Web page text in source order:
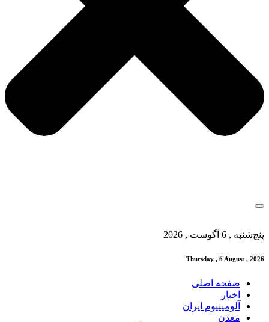
پنج‌شنبه , 6 آگوست , 2026
Thursday , 6 August , 2026
صفحه اصلی
اخبار
آلومینیوم ایران
معدن